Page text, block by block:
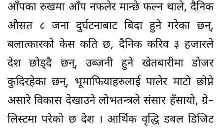
आँपका रुखमा आँप नफलेर मान्छे फल्न थाले, दैनिक
औसत ८ जना दुर्घटनाबाट बिदा हुने गरेका छन्,
बलात्कारको केस कति छ, दैनिक करिव ३ हजारले
देश छोड्दै छन्, उब्जनी हुने खेतबारीमा डोजर
कुदिरहेका छन्, भूमाफियाहरुलाई पालेर माटो छोप्ने
असारे विकास देखाउने लोभतन्त्रले संसार हँसायो, ग्रे–
लिस्टमा परेको छ देश । आर्थिक वृद्धि डबल डिजिट